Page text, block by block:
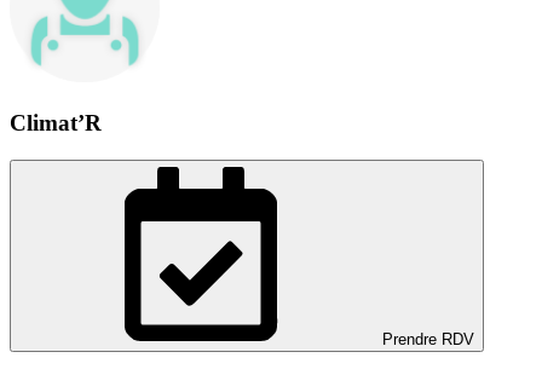
Climat’R
Prendre RDV